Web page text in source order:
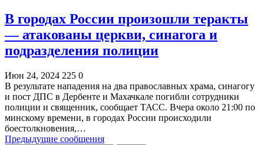
В городах России произошли теракты
— атакованы церкви, синагога и
подразделения полиции
Июн 24, 2024 225 0
В результате нападения на два православных храма, синагогу
и пост ДПС в Дербенте и Махачкале погибли сотрудники
полиции и священник, сообщает ТАСС. Вчера около 21:00 по
минскому времени, в городах России происходили
боестолкновения,…
Предыдущие сообщения